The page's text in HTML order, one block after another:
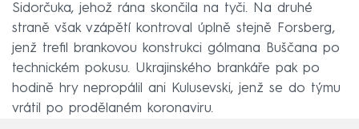
Sidorčuka, jehož rána skončila na tyči. Na druhé
straně však vzápětí kontroval úplně stejně Forsberg,
jenž trefil brankovou konstrukci gólmana Buščana po
technickém pokusu. Ukrajinského brankáře pak po
hodině hry nepropálil ani Kulusevski, jenž se do týmu
vrátil po prodělaném koronaviru.